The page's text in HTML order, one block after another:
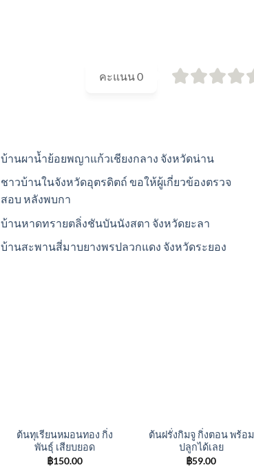
คะแนน0
บ้านผาน้ำย้อยพญาแก้วเชียงกลาง จังหวัดน่าน
ชาวบ้านในจังหวัดอุตรดิตถ์ ขอให้ผู้เกี่ยวข้องตรวจ
สอบ หลังพบกา
บ้านหาดทรายตลิ่งชันบันนังสตา จังหวัดยะลา
บ้านสะพานสี่มาบยางพรปลวกแดง จังหวัดระยอง
ต้นทุเรียนหมอนทอง กิ่ง
พันธุ์ เสียบยอด
฿150.00
ต้นฝรั่งกิมจู กิ่งตอน พร้อม
ปลูกได้เลย
฿59.00